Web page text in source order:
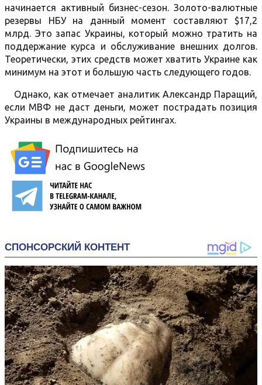
начинается активный бизнес-сезон. Золото-валютные
резервы НБУ на данный момент составляют $17,2
млрд. Это запас Украины, который можно тратить на
поддержание курса и обслуживание внешних долгов.
Теоретически, этих средств может хватить Украине как
минимум на этот и большую часть следующего годов.
Однако, как отмечает аналитик Александр Паращий,
если МВФ не даст деньги, может пострадать позиция
Украины в международных рейтингах.